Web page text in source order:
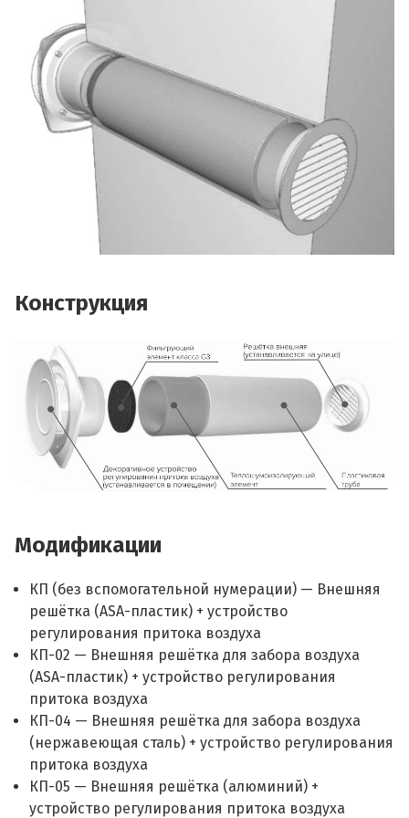
Конструкция
Модификации
КП (без вспомогательной нумерации) — Внешняя
решётка (ASA-пластик) + устройство
регулирования притока воздуха
КП-02 — Внешняя решётка для забора воздуха
(ASA-пластик) + устройство регулирования
притока воздуха
КП-04 — Внешняя решётка для забора воздуха
(нержавеющая сталь) + устройство регулирования
притока воздуха
КП-05 — Внешняя решётка (алюминий) +
устройство регулирования притока воздуха